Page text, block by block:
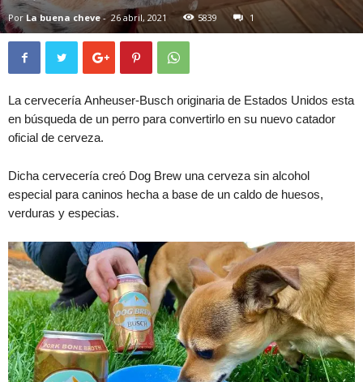
Por La buena cheve- 26 abril, 2021 5839 1
La cervecería Anheuser-Busch originaria de Estados Unidos esta
en búsqueda de un perro para convertirlo en su nuevo catador
oficial de cerveza.
Dicha cervecería creó Dog Brew una cerveza sin alcohol
especial para caninos hecha a base de un caldo de huesos,
verduras y especias.